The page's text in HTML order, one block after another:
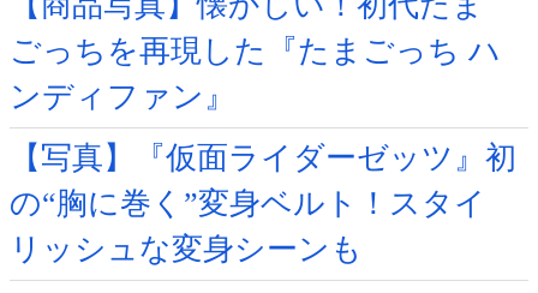
ごっちを再現した『たまごっち ハ
ンディファン』
【写真】『仮面ライダーゼッツ』初
の“胸に巻く”変身ベルト！スタイ
リッシュな変身シーンも